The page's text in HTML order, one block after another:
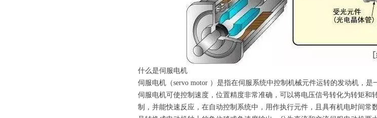
什么是伺服电机
伺服电机（servo motor ）是指在伺服系统中控制机械元件运转的发动机，是
伺服电机可使控制速度，位置精度非常准确，可以将电压信号转化为转矩
制，并能快速反应，在自动控制系统中，用作执行元件，且具有机电时间